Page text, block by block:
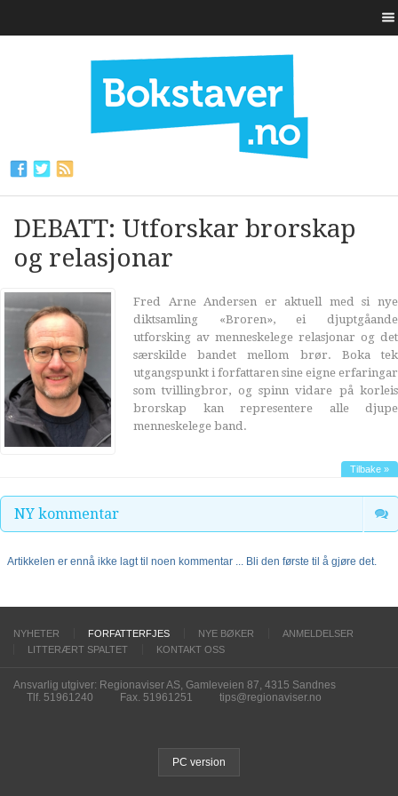
DEBATT: Utforskar brorskap
og relasjonar
Fred Arne Andersen er aktuell med si nye
diktsamling «Broren», ei djuptgåande
utforsking av menneskelege relasjonar og det
særskilde bandet mellom brør. Boka tek
utgangspunkt i forfattaren sine eigne erfaringar
som tvillingbror, og spinn vidare på korleis
brorskap kan representere alle djupe
menneskelege band.
Tilbake »
NY kommentar
Artikkelen er ennå ikke lagt til noen kommentar ... Bli den første til å gjøre det.
NYHETER FORFATTERFJES NYE BØKER
ANMELDELSER
LITTERÆRT SPALTET
KONTAKT OSS
Ansvarlig utgiver: Regionaviser AS, Gamleveien 87, 4315 Sandnes
Tlf. 51961240
Fax. 51961251 tips@regionaviser.no
PC version